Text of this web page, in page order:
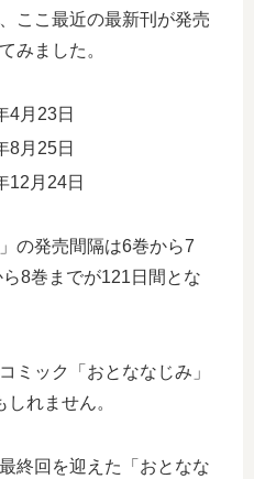
ここ最近の最新刊が発売
みました。
4月23日
8月25日
12月24日
の発売間隔は6巻から7
8巻までが121日間とな
ミック「おとななじみ」
れません。
終回を迎えた「おとなな